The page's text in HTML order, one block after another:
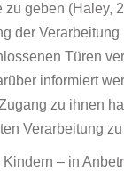
zu geben (Haley,
der
Türen
informiert
zu ihnen
Verarbeitung
Kindern – in